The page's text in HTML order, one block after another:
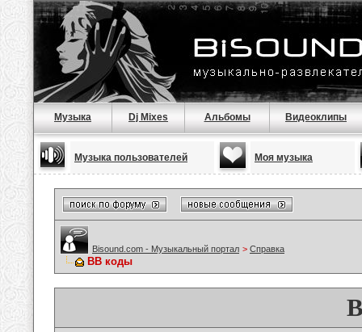
Музыка Dj Mixes Альбомы Видеоклипы
Музыка пользователей Моя музыка
Bisound.com - Музыкальный портал > Справка
BB коды